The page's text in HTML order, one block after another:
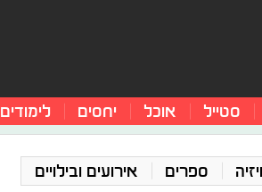
סטייל אוכל יחסים לימודים
ספרים אירועים ובילויים